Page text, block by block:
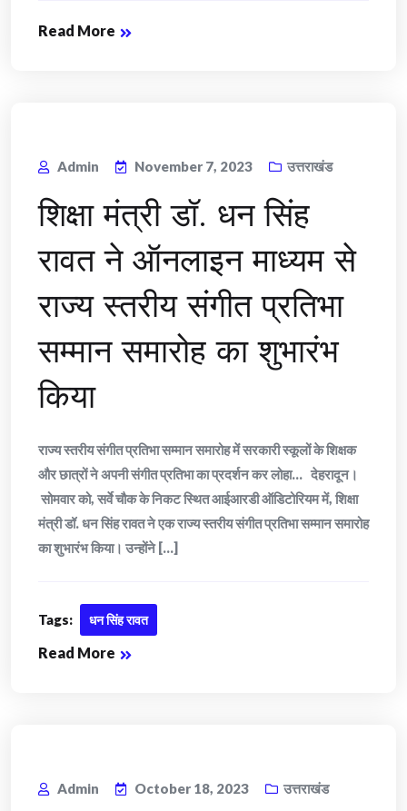
Read More
Admin November 7, 2023 उत्तराखंड
शिक्षा मंत्री डॉ. धन सिंह
रावत ने ऑनलाइन माध्यम से
राज्य स्तरीय संगीत प्रतिभा
सम्मान समारोह का शुभारंभ
किया
राज्य स्तरीय संगीत प्रतिभा सम्मान समारोह में सरकारी स्कूलों के शिक्षक
और छात्रों ने अपनी संगीत प्रतिभा का प्रदर्शन कर लोहा… देहरादून।
सोमवार को, सर्वे चौक के निकट स्थित आईआरडी ऑडिटोरियम में, शिक्षा
मंत्री डॉ. धन सिंह रावत ने एक राज्य स्तरीय संगीत प्रतिभा सम्मान समारोह
का शुभारंभ किया। उन्होंने [...]
Tags: धन सिंह रावत
Read More
Admin October 18, 2023 उत्तराखंड